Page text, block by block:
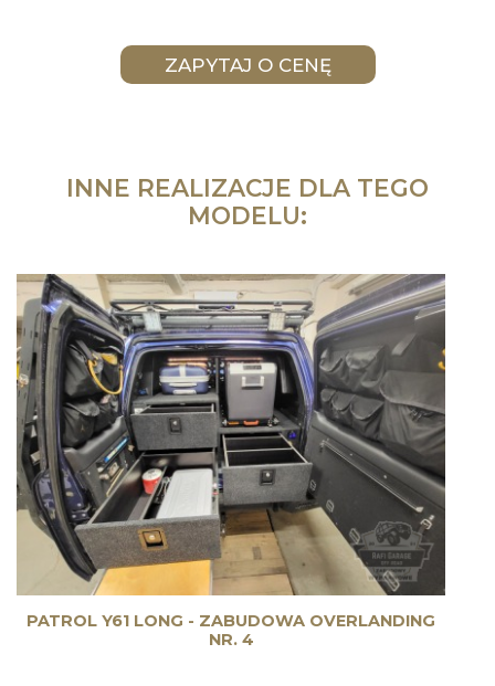
INNE REALIZACJE DLA TEGO
MODELU:
PATROL Y61 LONG - ZABUDOWA OVERLANDING
NR. 4